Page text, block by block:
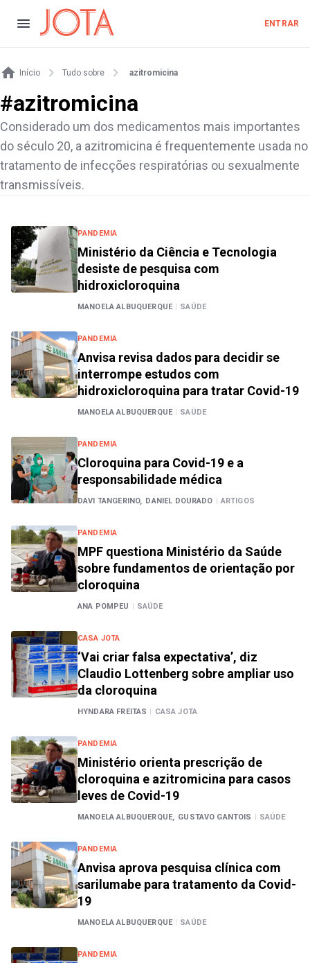
ENTRAR
Início Tudo sobre azitromicina
#azitromicina
Considerado um dos medicamentos mais importantes
do século 20, a azitromicina é frequentemente usada no
tratamento de infecções respiratórias ou sexualmente
transmissíveis.
PANDEMIA
Ministério da Ciência e Tecnologia
desiste de pesquisa com
hidroxicloroquina
MANOELA ALBUQUERQUE | SAÚDE
PANDEMIA
Anvisa revisa dados para decidir se
interrompe estudos com
hidroxicloroquina para tratar Covid-19
MANOELA ALBUQUERQUE | SAÚDE
PANDEMIA
Cloroquina para Covid-19 e a
responsabilidade médica
DAVI TANGERINO, DANIEL DOURADO | ARTIGOS
PANDEMIA
MPF questiona Ministério da Saúde
sobre fundamentos de orientação por
cloroquina
ANA POMPEU | SAÚDE
CASA JOTA
‘Vai criar falsa expectativa’, diz
Claudio Lottenberg sobre ampliar uso
da cloroquina
HYNDARA FREITAS | CASA JOTA
PANDEMIA
Ministério orienta prescrição de
cloroquina e azitromicina para casos
leves de Covid-19
MANOELA ALBUQUERQUE, GUSTAVO GANTOIS | SAÚDE
PANDEMIA
Anvisa aprova pesquisa clínica com
sarilumabe para tratamento da Covid-
19
MANOELA ALBUQUERQUE | SAÚDE
PANDEMIA